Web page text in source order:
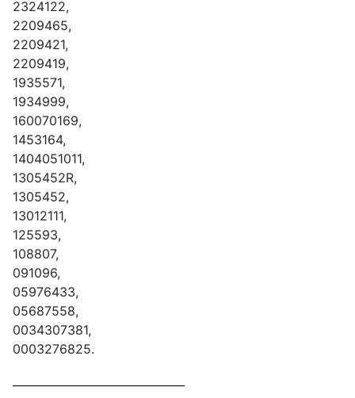
2324122,
2209465,
2209421,
2209419,
1935571,
1934999,
160070169,
1453164,
1404051011,
1305452R,
1305452,
13012111,
125593,
108807,
091096,
05976433,
05687558,
0034307381,
0003276825.